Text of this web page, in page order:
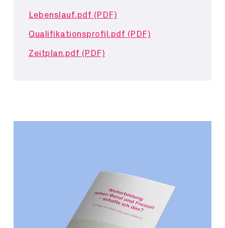
Lebenslauf.pdf (PDF)
Qualifikationsprofil.pdf (PDF)
Zeitplan.pdf (PDF)